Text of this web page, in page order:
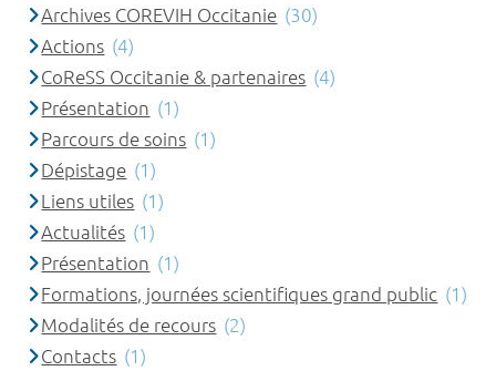
Archives COREVIH Occitanie (30)
Actions (4)
CoReSS Occitanie & partenaires (4)
Présentation (1)
Parcours de soins (1)
Dépistage (1)
Liens utiles (1)
Actualités (1)
Présentation (1)
Formations, journées scientifiques grand public (1)
Modalités de recours (2)
Contacts (1)